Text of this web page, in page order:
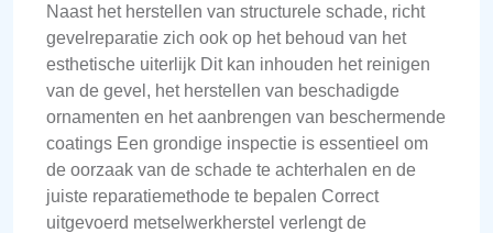
Naast het herstellen van structurele schade, richt
gevelreparatie zich ook op het behoud van het
esthetische uiterlijk Dit kan inhouden het reinigen
van de gevel, het herstellen van beschadigde
ornamenten en het aanbrengen van beschermende
coatings Een grondige inspectie is essentieel om
de oorzaak van de schade te achterhalen en de
juiste reparatiemethode te bepalen Correct
uitgevoerd metselwerkherstel verlengt de